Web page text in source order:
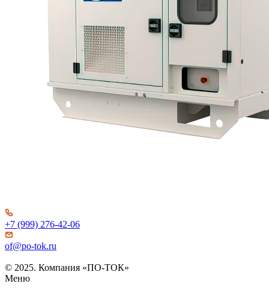
+7 (999) 276-42-06
of@po-tok.ru
© 2025. Компания «ПО-ТОК»
Меню